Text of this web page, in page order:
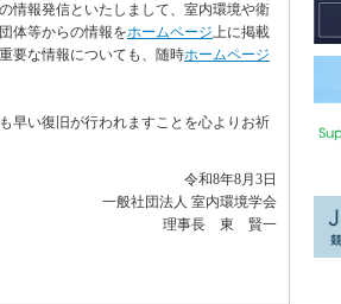
情報発信といたしまして、室内環境や衛
体等からの情報をホームページ上に掲載
要な情報についても、随時ホームページ
早い復旧が行われますことを心よりお祈
令和8年8月3日
一般社団法人 室内環境学会
理事長 東 賢一